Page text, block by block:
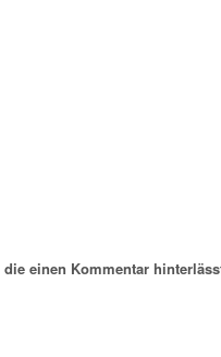
die einen Kommentar